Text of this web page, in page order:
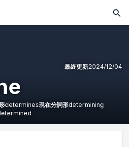
最終更新2024/12/04
determines現在分詞形determining